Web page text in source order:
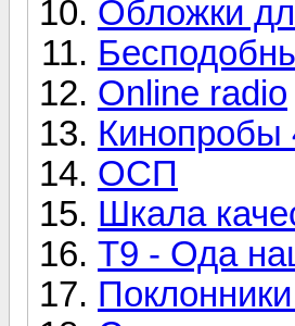
Обложки
Online radio
ОСП
Шкала
T9 - Ода